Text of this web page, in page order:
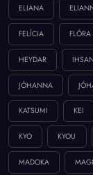
ELIANA
FELÍCIA FLÓRA
HEYDAR
JÓHANNA
KATSUMI KEI
KYO KYOU
MADOKA